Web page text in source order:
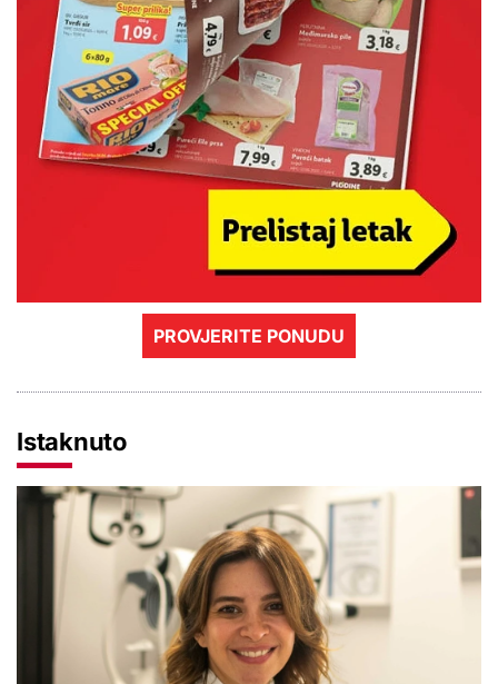
PROVJERITE PONUDU
Istaknuto